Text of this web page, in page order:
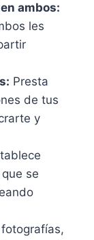
ambos:
les
Presta
de tus
y
se